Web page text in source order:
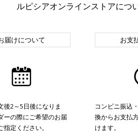
ルピシアオンラインストアにつ
届けについて
後2～5日後になりま
ーの際にご希望のお届
指定ください。
お支
コンビニ振込
換からお支払
けます。